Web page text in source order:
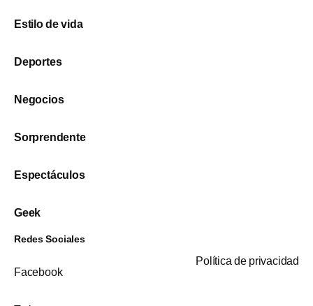
Estilo de vida
Deportes
Negocios
Sorprendente
Espectáculos
Geek
Redes Sociales
Facebook
Política de privacidad